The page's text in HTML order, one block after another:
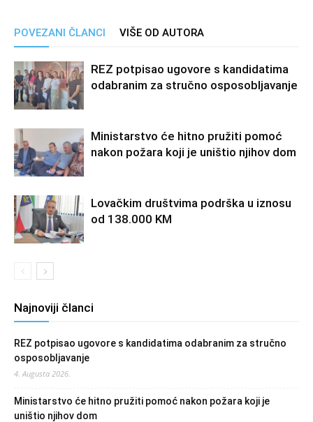
POVEZANI ČLANCI VIŠE OD AUTORA
REZ potpisao ugovore s kandidatima
odabranim za stručno osposobljavanje
Ministarstvo će hitno pružiti pomoć
nakon požara koji je uništio njihov dom
Lovačkim društvima podrška u iznosu
od 138.000 KM
Najnoviji članci
REZ potpisao ugovore s kandidatima odabranim za stručno
osposobljavanje
4. Augusta 2026.
Ministarstvo će hitno pružiti pomoć nakon požara koji je
uništio njihov dom